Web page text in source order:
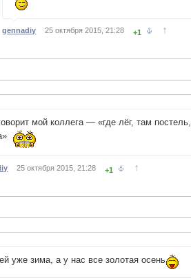
gennadiy 25 октября 2015, 21:28 +1 ↑
мой коллега — «где лёг, там
25 октября 2015, 21:28 +1 ↑
уже зима, а у нас все золотая осень